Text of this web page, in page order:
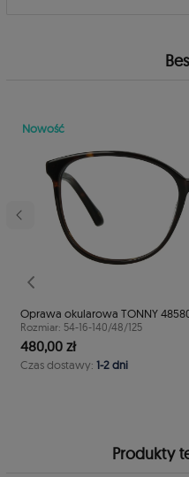
Poprzedni
Nowość
Oprawa okularowa TONNY
Rozmiar: 54-16-140/48/125
480,00 zł
Czas dostawy: 1-2 dni
Produkty